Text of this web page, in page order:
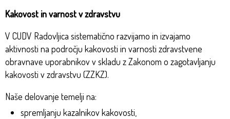
Kakovost in varnost v zdravstvu
V CUDV Radovljica sistematično razvijamo in izvajamo
aktivnosti na področju kakovosti in varnosti zdravstvene
obravnave uporabnikov v skladu z Zakonom o zagotavljanju
kakovosti v zdravstvu (ZZKZ).
Naše delovanje temelji na:
spremljanju kazalnikov kakovosti,